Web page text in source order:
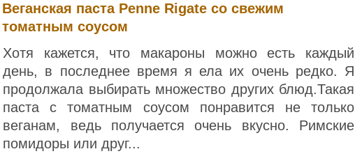
Веганская паста Penne Rigate со свежим
томатным соусом
Хотя кажется, что макароны можно есть каждый
день, в последнее время я ела их очень редко. Я
продолжала выбирать множество других блюд.Такая
паста с томатным соусом понравится не только
веганам, ведь получается очень вкусно. Римские
помидоры или друг...